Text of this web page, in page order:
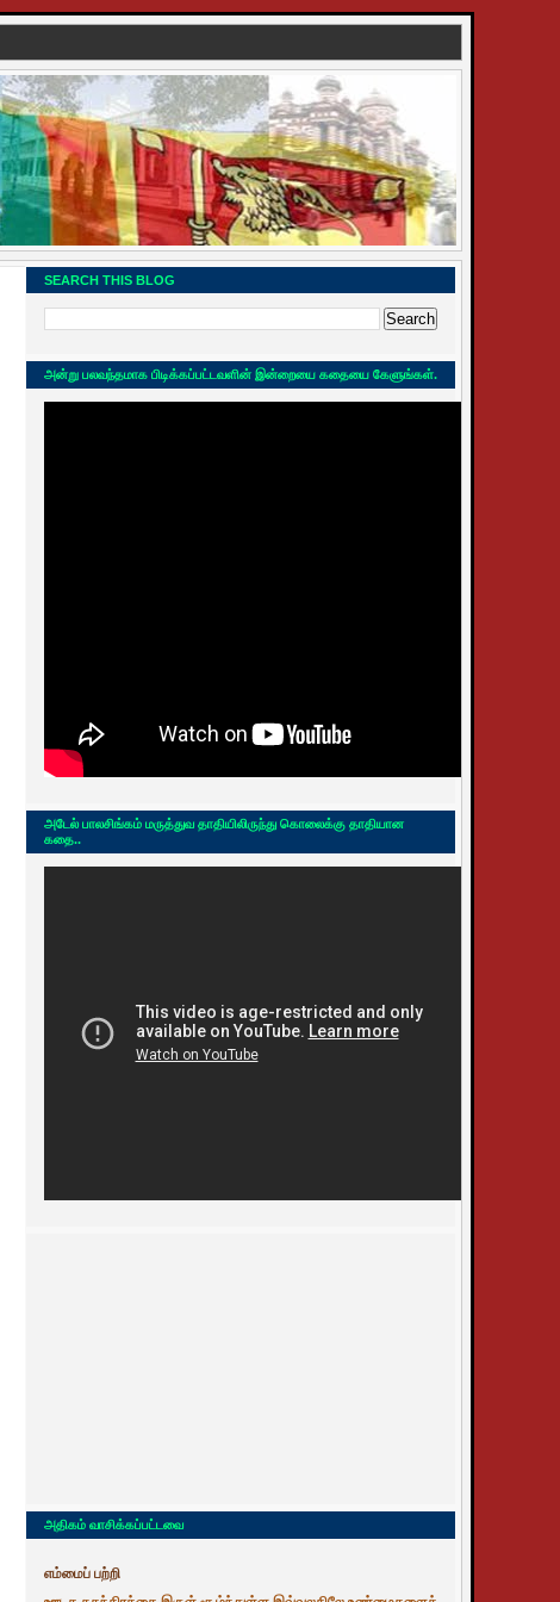
SEARCH THIS BLOG
அன்று பலவந்தமாக பிடிக்கப்பட்டவளின் இன்றையை கதையை கேளுங்கள்.
அடேல் பாலசிங்கம் மருத்துவ தாதியிலிருந்து கொலைக்கு தாதியான
கதை..
அதிகம் வாசிக்கப்பட்டவை
எம்மைப் பற்றி